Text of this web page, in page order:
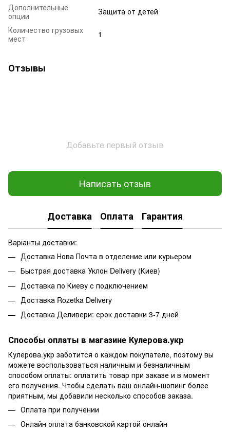
Дополнительные
опции
Защита от детей
Количество грузовых
мест
1
Отзывы
Добавьте первый отзыв
Написать отзыв
Доставка Оплата Гарантия
Варіанты доставки:
Доставка Нова Почта в отделение или курьером
Быстрая доставка Уклон Delivery (Киев)
Доставка по Киеву с подключением
Доставка Rozetka Delivery
Доставка Деливери: срок доставки 3-7 дней
Способы оплаты в магазине Кулерова.укр
Кулерова.укр заботится о каждом покупателе, поэтому вы
можете воспользоваться наличным и безналичным
способом оплаты: оплатить товар при заказе и в момент
его получения. Чтобы сделать ваш онлайн-шопинг более
приятным, мы добавили несколько способов заказа.
Оплата при получении
Онлайн оплата банковской картой онлайн